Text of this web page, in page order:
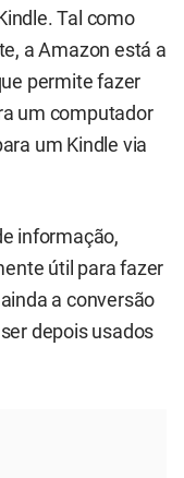
Tal como
a Amazon está a
permite fazer
um computador
um Kindle via
informação,
útil para fazer
a conversão
depois usados